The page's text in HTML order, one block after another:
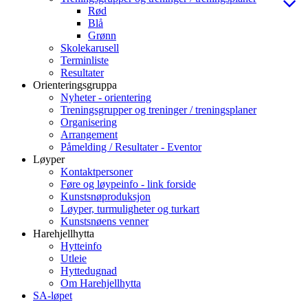
Rød
Blå
Grønn
Skolekarusell
Terminliste
Resultater
Orienteringsgruppa
Nyheter - orientering
Treningsgrupper og treninger / treningsplaner
Organisering
Arrangement
Påmelding / Resultater - Eventor
Løyper
Kontaktpersoner
Føre og løypeinfo - link forside
Kunstsnøproduksjon
Løyper, turmuligheter og turkart
Kunstsnøens venner
Harehjellhytta
Hytteinfo
Utleie
Hyttedugnad
Om Harehjellhytta
SA-løpet